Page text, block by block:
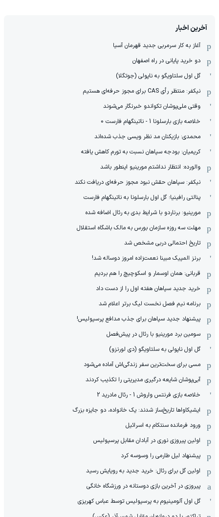
آخرین اخبار
آغاز به کار سرمربی جدید قهرمان آسیا
دو خرید پایانی در راه اصفهان
گل اول سلتاویگو به ناپولی (جوتگلا)
نیکفر: منتظر رأی CAS برای مجوز حرفه‌ای هستیم
وقتی ملی‌پوشان تکواندو خبرنگار می‌شوند
خلاصه بازی بارسلونا 1 - ناتینگهام فارست 0
محمدی: بازیکنان مد نظر ویسی جذب شده‌اند
کریمیان: بودجه سپاهان نسبت به تورم کاهش یافته
والورده: انتظار نداشتم مورینیو اینطور باشد
نیکفر: سپاهان حقش نبود مجوز حرفه‌ای دریافت نکند
پنالتی رافینیا؛ گل اول بارسلونا به ناتینگهام فارست
مورینیو: برناردو با شرایط بدی به رئال اضافه شده
مهلت سه روزه سازمان بورس به مالک باشگاه استقلال
تاریخ احتمالی دربی مشخص شد
برنز المپیک مبینا نعمت‌زاده امروز دوساله شد!
قربانی: همان اوسمار و اسکوچیچ را هم بردیم
خرید جدید سپاهان هفته اول را از دست داد
برنامه نیم فصل نخست لیگ برتر اعلام شد
پیشنهاد جدید سپاهان برای جذب مدافع پرسپولیس!
سومین برد مورینیو با رئال در پیش‌فصل
گل اول ناپولی به سلتاویگو (دی لورنزو)
مسی برای سخت‌ترین سفر زندگی‌اش آماده می‌شود
آبی‌پوشان شایعه درگیری مدیریتی را تکذیب کردند
خلاصه بازی فرنتس واروش 1 - رئال مادرید 2
ایشیکاوا‌ها تاریخ‌ساز شدند: یک خانواده، دو جایزه بزرگ
ورود فرمانده سنتکام به اسرائیل
اولین پیروزی نوری در آبادان مقابل پرسپولیس
پیشنهاد لیل طارمی را وسوسه کرد
اولین گل برای رئال: خرید جدید به رویایش رسید
پیروزی در آخرین بازی دوستانه در ورزشگاه خانگی
گل اول آلومینیوم به پرسپولیس توسط عباس کهریزی